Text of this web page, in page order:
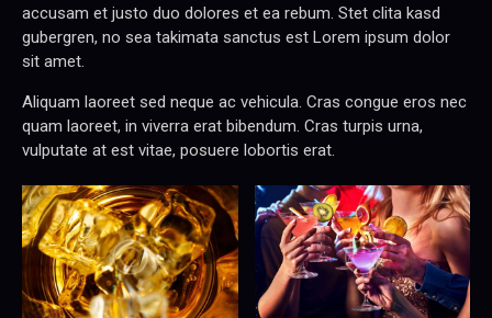
accusam et justo duo dolores et ea rebum. Stet clita kasd
gubergren, no sea takimata sanctus est Lorem ipsum dolor
sit amet.
Aliquam laoreet sed neque ac vehicula. Cras congue eros nec
quam laoreet, in viverra erat bibendum. Cras turpis urna,
vulputate at est vitae, posuere lobortis erat.